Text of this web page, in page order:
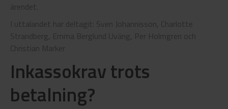
ärendet.
I uttalandet har deltagit: Sven Johannisson, Charlotte
Strandberg, Emma Berglund Uväng, Per Holmgren och
Christian Marker
Inkassokrav trots
betalning?